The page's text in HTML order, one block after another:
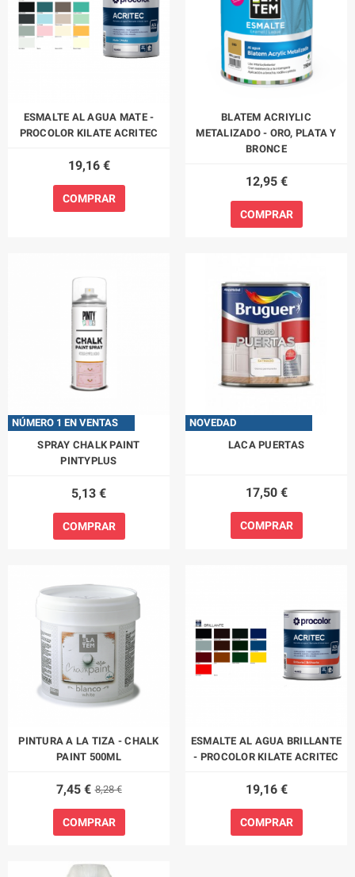
ESMALTE AL AGUA MATE -
PROCOLOR KILATE ACRITEC
19,16 €
COMPRAR
BLATEM ACRIYLIC
METALIZADO - ORO, PLATA Y
BRONCE
12,95 €
COMPRAR
NÚMERO 1 EN VENTAS
SPRAY CHALK PAINT
PINTYPLUS
5,13 €
COMPRAR
NOVEDAD
LACA PUERTAS
17,50 €
COMPRAR
PINTURA A LA TIZA - CHALK
PAINT 500ML
7,45 € 8,28 €
COMPRAR
ESMALTE AL AGUA BRILLANTE
- PROCOLOR KILATE ACRITEC
19,16 €
COMPRAR